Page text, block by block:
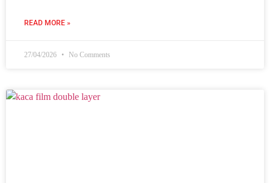
READ MORE »
27/04/2026 No Comments